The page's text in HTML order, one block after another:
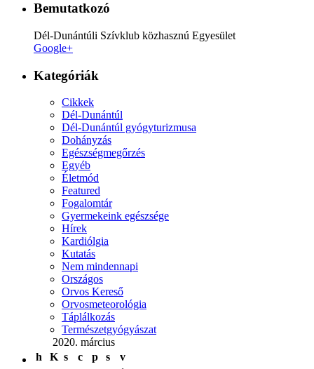
Bemutatkozó
Dél-Dunántúli Szívklub közhasznú Egyesület
Google+
Kategóriák
Cikkek
Dél-Dunántúl
Dél-Dunántúl gyógyturizmusa
Dohányzás
Egészségmegőrzés
Egyéb
Életmód
Featured
Fogalomtár
Gyermekeink egészsége
Hírek
Kardiólgia
Kutatás
Nem mindennapi
Országos
Orvos Kereső
Orvosmeteorológia
Táplálkozás
Természetgyógyászat
2020. március
h
K s c p s
v